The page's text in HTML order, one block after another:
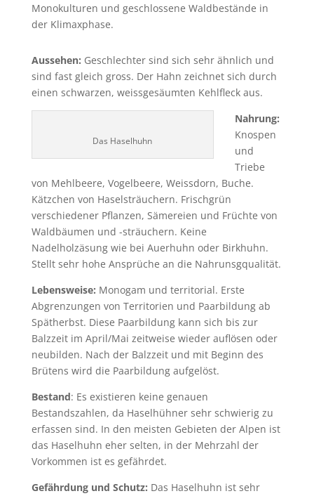
Monokul­turen und geschlossene Waldbestände in
der Klimaxphase.
Aussehen: Geschlechter sind sich sehr ähnlich und
sind fast gleich gross. Der Hahn zeichnet sich durch
einen schwarzen, weissgesäumten Kehlfleck aus.
Das Haselhuhn
Nahrung:
Knospen
und
Triebe
von Mehlbeere, Vogelbeere, Weissdorn, Buche.
Kätzchen von Haselsträuchern. Frischgrün
verschiedener Pflanzen, Sämereien und Früchte von
Waldbäu­men und -sträuchern. Keine
Nadelholzäsung wie bei Auerhuhn oder Birkhuhn.
Stellt sehr hohe Ansprüche an die Nahrunsgqualität.
Lebensweise: Monogam und territorial. Erste
Abgrenzungen von Territorien und Paarbildung ab
Spätherbst. Diese Paarbildung kann sich bis zur
Balzzeit im April/Mai zeitweise wieder auflösen oder
neubilden. Nach der Balzzeit und mit Beginn des
Brütens wird die Paarbildung aufgelöst.
Bestand: Es existieren keine genauen
Bestandszahlen, da Haselhühner sehr schwierig zu
erfassen sind. In den meisten Gebieten der Alpen ist
das Haselhuhn eher selten, in der Mehrzahl der
Vorkommen ist es gefährdet.
Gefährdung und Schutz: Das Haselhuhn ist sehr